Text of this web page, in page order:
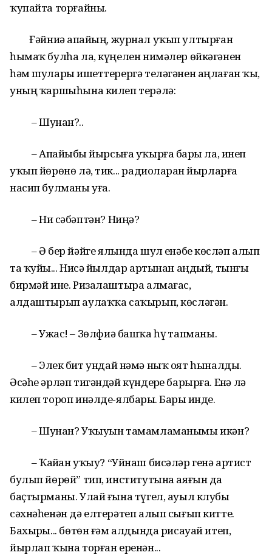
ҡупайта торғайны.
Ғәйниә апайҙың, журнал уҡып ултырған
һымаҡ булһа ла, күңелен нимәлер өйкәгәнен
һәм шуларҙы ишеттерергә теләгәнен аңлаған ҡыҙ,
уның ҡаршыһына килеп терәлә:
– Шунан?..
– Апайыбыҙ йырсыға уҡырға барҙы ла, инеп
уҡып йөрөнө лә, тик... радиоларҙан йырларға
насип булманы уға.
– Ни сәбәптән? Ниңә?
– Ә бер йәйге ялында шул еҙнәбеҙ көсләп алып
та ҡуйҙы... Нисә йылдар артынан аңдый, тынғы
бирмәй ине. Ризалаштыра алмағас,
алдаштырып аулаҡҡа саҡырып, көсләгән.
– Ужас! – Зөлфиә башҡа һүҙ тапманы.
– Элек бит ундай нәмә ныҡ оят һыналды.
Әсәһе әрләп тигәндәй күндерҙе барырға. Еҙнә лә
килеп тороп инәлде-ялбарҙы. Барҙы инде.
– Шунан? Уҡыуын тамамламанымы икән?
– Ҡайҙан уҡыу? “Уйнаш бисәләр генә артист
булып йөрөй” тип, институтына аяғын да
баҫтырманы. Улай ғына түгел, ауыл клубы
сәхнәһенән дә елтерәтеп алып сығып китте.
Бахырҙы... бөтөн ғәм алдында рисауай итеп,
йырлап ҡына торған еренән...